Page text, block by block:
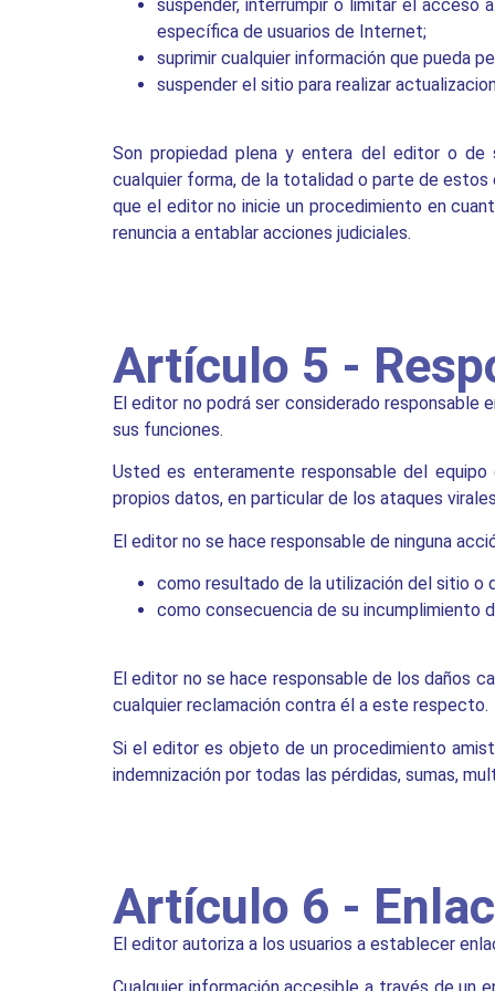
suspender, interrumpir o limitar el
específica de usuarios de Internet;
suprimir cualquier información que pueda
suspender el sitio para realizar
Son propiedad plena y entera del editor o de
cualquier forma, de la totalidad o parte de
que el editor no inicie un procedimiento en
renuncia a entablar acciones judiciales.
Artículo 5 -
El editor no podrá ser considerado responsable
sus funciones.
Usted es enteramente responsable del
propios datos, en particular de los ataques
El editor no se hace responsable de ninguna
como resultado de la utilización del sitio o
como consecuencia de su incumplimiento
El editor no se hace responsable de los daños
cualquier reclamación contra él a este respecto.
Si el editor es objeto de un procedimiento
indemnización por todas las pérdidas, sumas,
Artículo 6 -
El editor autoriza a los usuarios a establecer
Cualquier información accesible a través de un